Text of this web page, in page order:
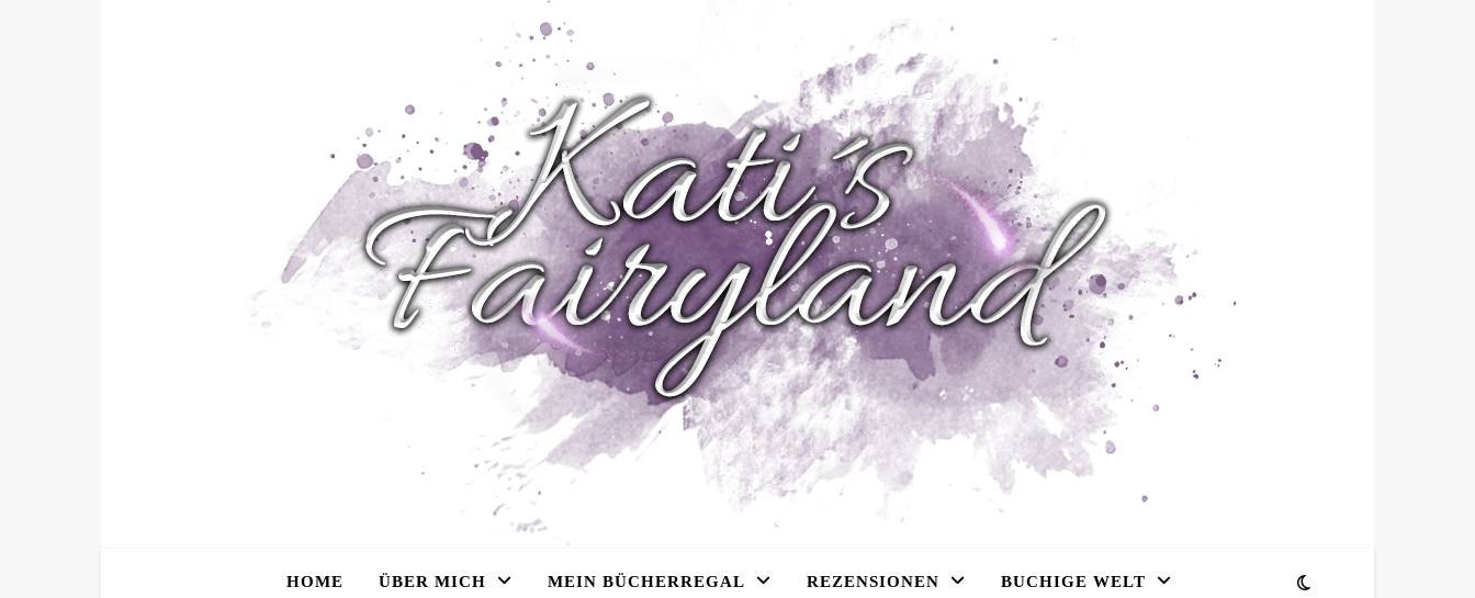
HOME ÜBER MICH MEIN BÜCHERREGAL REZENSIONEN BUCHIGE WELT